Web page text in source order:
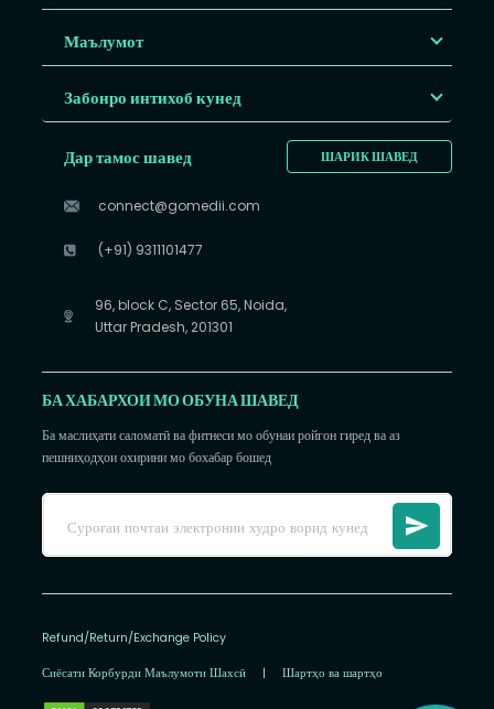
Маълумот
Забонро интихоб кунед
ШАРИК ШАВЕД
Дар тамос шавед
connect@gomedii.com
(+91) 9311101477
96, block C, Sector 65, Noida,
Uttar Pradesh, 201301
БА ХАБАРХОИ МО ОБУНА ШАВЕД
Ба маслиҳати саломатӣ ва фитнеси мо обунаи ройгон гиред ва аз
пешниҳодҳои охирини мо бохабар бошед
Refund/Return/Exchange Policy
Сиёсати Корбурди Маълумоти Шахсӣ | Шартҳо ва шартҳо